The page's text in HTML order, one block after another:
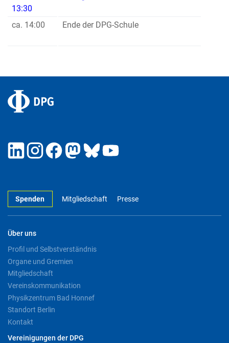
13:30
ca. 14:00 Ende der DPG-Schule
Spenden Mitgliedschaft Presse
Über uns
Profil und Selbstverständnis
Organe und Gremien
Mitgliedschaft
Vereinskommunikation
Physikzentrum Bad Honnef
Standort Berlin
Kontakt
Vereinigungen der DPG